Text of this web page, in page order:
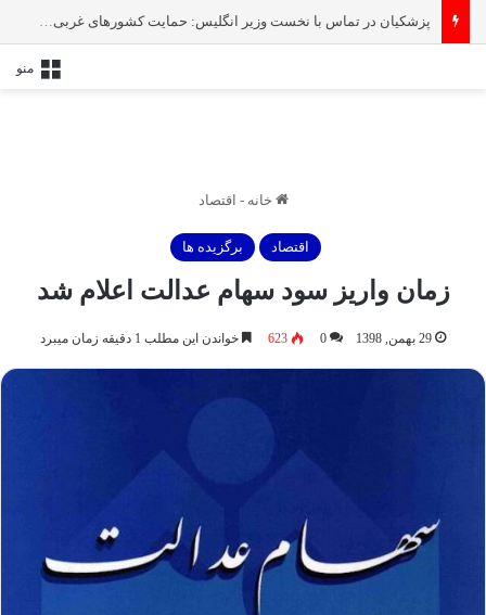
پزشکیان در تماس با نخست‌ وزیر انگلیس: حمایت کشور‌های غربی از رژیم صهیونیستی امنیت منطقه و جهان را به خطر انداخته است
منو
خانه - اقتصاد
اقتصاد برگزیده ها
زمان واریز سود سهام عدالت اعلام شد
29 بهمن, 1398 0
623 خواندن این مطلب 1 دقیقه زمان میبرد